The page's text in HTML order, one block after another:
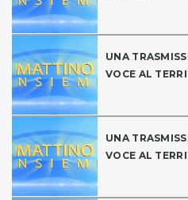
UNA
VOCE AL
UNA
VOCE AL